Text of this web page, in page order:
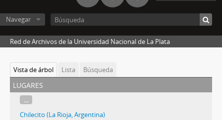
Navegar
Red de Archivos de la Universidad Nacional de La Plata
Vista de árbol Lista Búsqueda
lugares
...
Chilecito (La Rioja, Argentina)